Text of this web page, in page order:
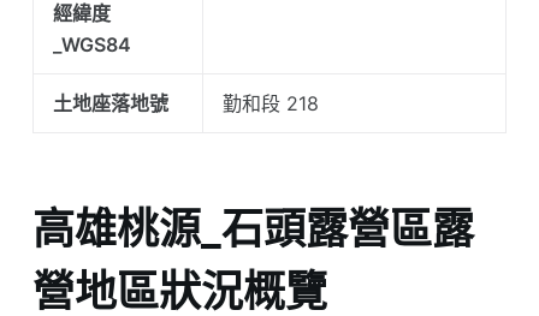
經緯度
_WGS84
土地座落地號 勤和段 218
高雄桃源_石頭露營區露
營地區狀況概覽